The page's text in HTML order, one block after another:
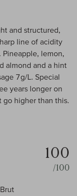
and structured,
line of acidity
lemon,
almond and a hint
7g/L. Special
years longer on
go higher than this.
100
/100